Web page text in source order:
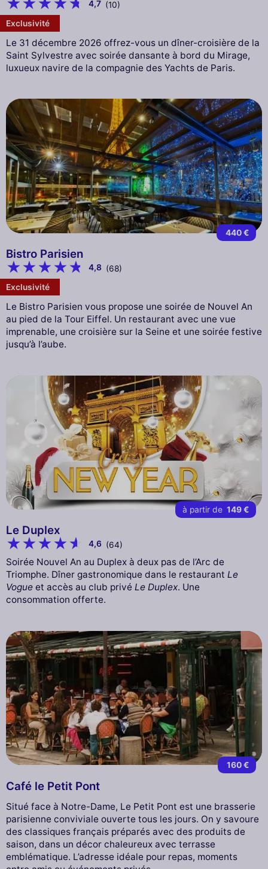
4,7 (10)
Exclusivité
Le 31 décembre 2026 offrez-vous un dîner-croisière de la
Saint Sylvestre avec soirée dansante à bord du Mirage,
luxueux navire de la compagnie des Yachts de Paris.
440 €
Bistro Parisien
4,8 (68)
Exclusivité
Le Bistro Parisien vous propose une soirée de Nouvel An
au pied de la Tour Eiffel. Un restaurant avec une vue
imprenable, une croisière sur la Seine et une soirée festive
jusqu’à l’aube.
à partir de 149 €
Le Duplex
4,6 (64)
Soirée Nouvel An au Duplex à deux pas de l’Arc de
Triomphe. Dîner gastronomique dans le restaurant Le
Vogue et accès au club privé Le Duplex. Une
consommation offerte.
160 €
Café le Petit Pont
Situé face à Notre-Dame, Le Petit Pont est une brasserie
parisienne conviviale ouverte tous les jours. On y savoure
des classiques français préparés avec des produits de
saison, dans un décor chaleureux avec terrasse
emblématique. L’adresse idéale pour repas, moments